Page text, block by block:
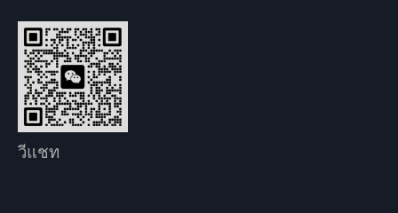
วีแชท